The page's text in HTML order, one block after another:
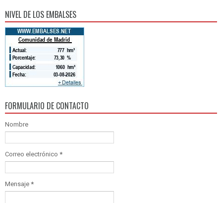
NIVEL DE LOS EMBALSES
FORMULARIO DE CONTACTO
Nombre
Correo electrónico *
Mensaje *